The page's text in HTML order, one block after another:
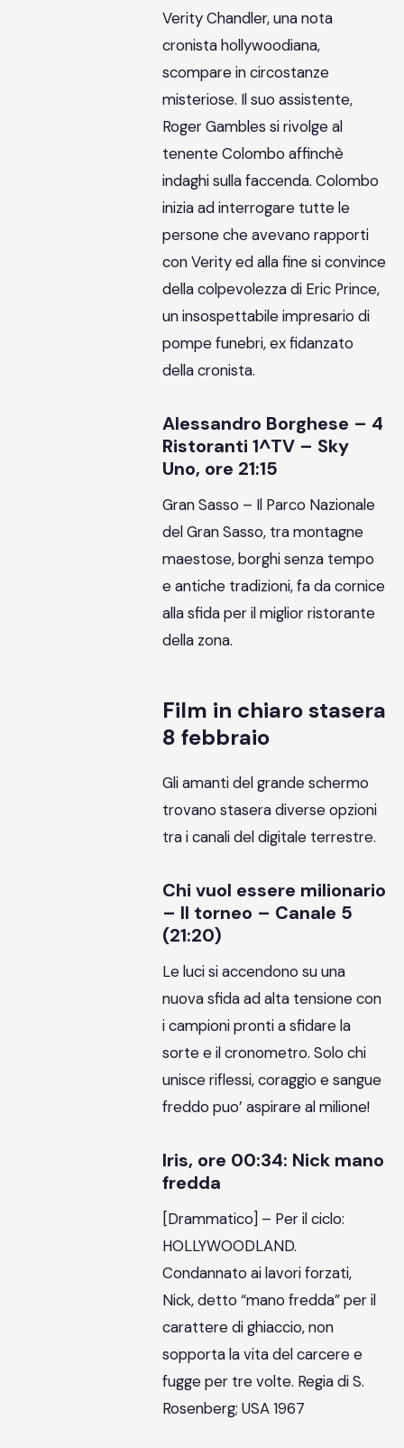
Verity Chandler, una nota
cronista hollywoodiana,
scompare in circostanze
misteriose. Il suo assistente,
Roger Gambles si rivolge al
tenente Colombo affinchè
indaghi sulla faccenda. Colombo
inizia ad interrogare tutte le
persone che avevano rapporti
con Verity ed alla fine si convince
della colpevolezza di Eric Prince,
un insospettabile impresario di
pompe funebri, ex fidanzato
della cronista.
Alessandro Borghese – 4
Ristoranti 1^TV – Sky
Uno, ore 21:15
Gran Sasso – Il Parco Nazionale
del Gran Sasso, tra montagne
maestose, borghi senza tempo
e antiche tradizioni, fa da cornice
alla sfida per il miglior ristorante
della zona.
Film in chiaro stasera
8 febbraio
Gli amanti del grande schermo
trovano stasera diverse opzioni
tra i canali del digitale terrestre.
Chi vuol essere milionario
– Il torneo – Canale 5
(21:20)
Le luci si accendono su una
nuova sfida ad alta tensione con
i campioni pronti a sfidare la
sorte e il cronometro. Solo chi
unisce riflessi, coraggio e sangue
freddo puo’ aspirare al milione!
Iris, ore 00:34: Nick mano
fredda
[Drammatico] – Per il ciclo:
HOLLYWOODLAND.
Condannato ai lavori forzati,
Nick, detto “mano fredda” per il
carattere di ghiaccio, non
sopporta la vita del carcere e
fugge per tre volte. Regia di S.
Rosenberg; USA 1967